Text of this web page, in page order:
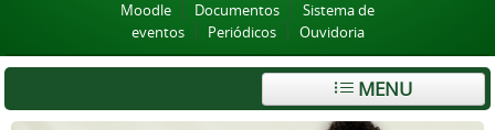
Moodle
Documentos
Sistema de
eventos
Periódicos Ouvidoria
MENU